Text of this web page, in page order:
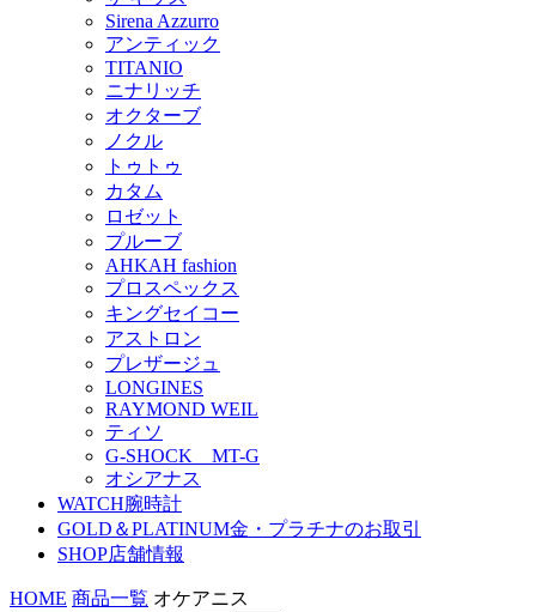
Sirena Azzurro
アンティック
TITANIO
ニナリッチ
オクターブ
ノクル
トゥトゥ
カタム
ロゼット
プルーブ
AHKAH fashion
プロスペックス
キングセイコー
アストロン
プレザージュ
LONGINES
RAYMOND WEIL
ティソ
G-SHOCK MT-G
オシアナス
WATCH腕時計
GOLD＆PLATINUM金・プラチナのお取引
SHOP店舗情報
HOME 商品一覧 オケアニス